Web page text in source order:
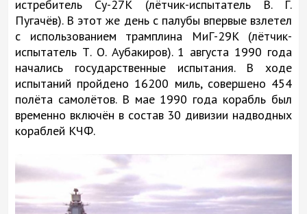
истребитель Су-27К (лётчик-испытатель В. Г.
Пугачёв). В этот же день с палубы впервые взлетел
с использованием трамплина МиГ-29К (лётчик-
испытатель Т. О. Аубакиров). 1 августа 1990 года
начались государственные испытания. В ходе
испытаний пройдено 16200 миль, совершено 454
полёта самолётов. В мае 1990 года корабль был
временно включён в состав 30 дивизии надводных
кораблей КЧФ.